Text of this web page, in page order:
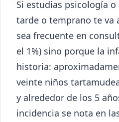
Si estudias psicología
tarde o temprano te va
sea frecuente en
el 1%) sino porque la
historia:
veinte niños
y alrededor de los 5
incidencia se nota en